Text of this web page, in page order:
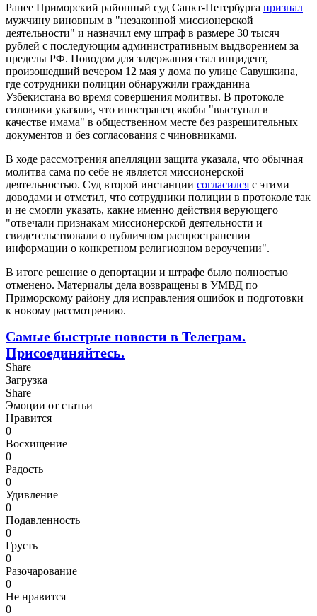
Ранее Приморский районный суд Санкт-Петербурга признал
мужчину виновным в "незаконной миссионерской
деятельности" и назначил ему штраф в размере 30 тысяч
рублей с последующим административным выдворением за
пределы РФ. Поводом для задержания стал инцидент,
произошедший вечером 12 мая у дома по улице Савушкина,
где сотрудники полиции обнаружили гражданина
Узбекистана во время совершения молитвы. В протоколе
силовики указали, что иностранец якобы "выступал в
качестве имама" в общественном месте без разрешительных
документов и без согласования с чиновниками.
В ходе рассмотрения апелляции защита указала, что обычная
молитва сама по себе не является миссионерской
деятельностью. Суд второй инстанции согласился с этими
доводами и отметил, что сотрудники полиции в протоколе так
и не смогли указать, какие именно действия верующего
"отвечали признакам миссионерской деятельности и
свидетельствовали о публичном распространении
информации о конкретном религиозном вероучении".
В итоге решение о депортации и штрафе было полностью
отменено. Материалы дела возвращены в УМВД по
Приморскому району для исправления ошибок и подготовки
к новому рассмотрению.
Самые быстрые новости в Телеграм.
Присоединяйтесь.
Share
Загрузка
Share
Эмоции от статьи
Нравится
0
Восхищение
0
Радость
0
Удивление
0
Подавленность
0
Грусть
0
Разочарование
0
Не нравится
0